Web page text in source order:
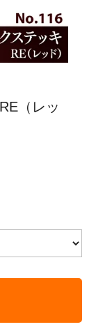
（レッ